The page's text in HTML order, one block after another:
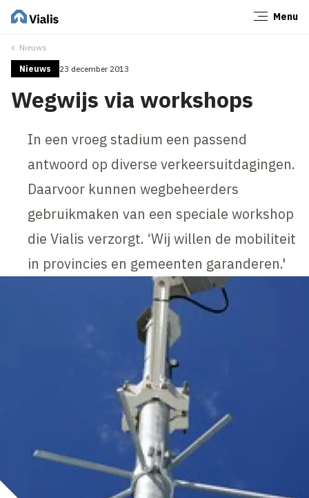
Menu
Nieuws
Nieuws 23 december 2013
Wegwijs via workshops
In een vroeg stadium een passend
antwoord op diverse verkeersuitdagingen.
Daarvoor kunnen wegbeheerders
gebruikmaken van een speciale workshop
die Vialis verzorgt. ‘Wij willen de mobiliteit
in provincies en gemeenten garanderen.'
Sluiten